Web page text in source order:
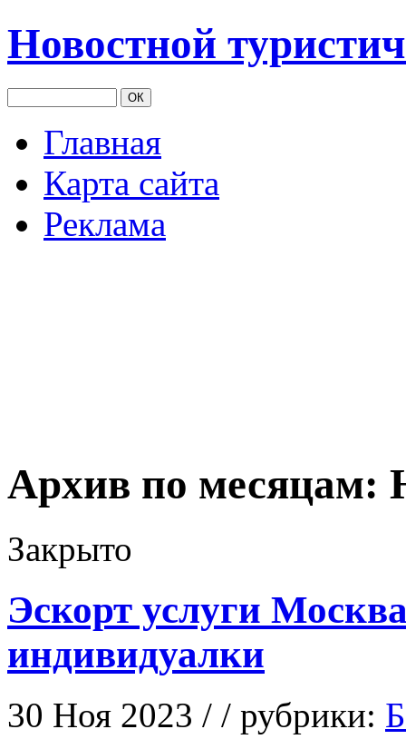
Новостной
Главная
Карта сайта
Реклама
Архив по месяцам:
Закрыто
Эскорт услуги
индивидуалки
30 Ноя 2023 / / рубрики: